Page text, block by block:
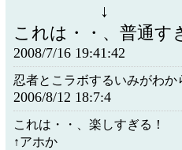
↓
これは・・、普通す
2008/7/16 19:41:42
忍者とこラボするいみがわか
2006/8/12 18:7:4
これは・・、楽しすぎる！
↑アホか